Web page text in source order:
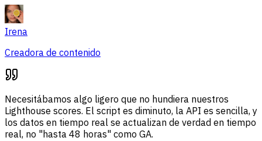
Irena
Creadora de contenido
Necesitábamos algo ligero que no hundiera nuestros
Lighthouse scores. El script es diminuto, la API es sencilla, y
los datos en tiempo real se actualizan de verdad en tiempo
real, no "hasta 48 horas" como GA.